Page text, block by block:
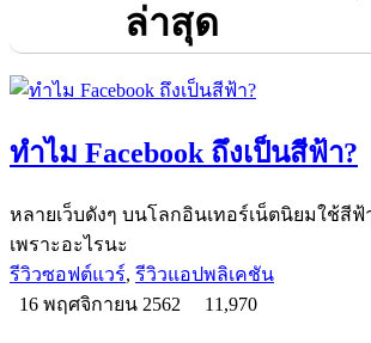
ล่าสุด
ทำไม Facebook ถึงเป็นสีฟ้า?
หลายเว็บดังๆ บนโลกอินเทอร์เน็ตนิยมใช้สี
เพราะอะไรนะ
รีวิวซอฟต์แวร์, รีวิวแอปพลิเคชัน
16 พฤศจิกายน 2562
11,970